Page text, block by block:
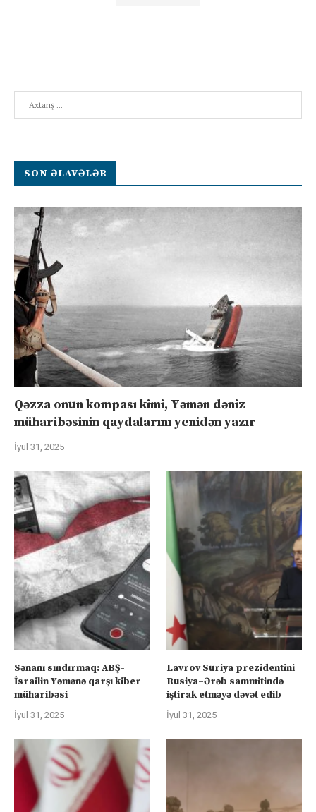
SON ƏLAVƏLƏR
Qəzza onun kompası kimi, Yəmən dəniz
müharibəsinin qaydalarını yenidən yazır
İyul 31, 2025
Sənanı sındırmaq: ABŞ-
İsrailin Yəmənə qarşı kiber
müharibəsi
İyul 31, 2025
Lavrov Suriya prezidentini
Rusiya–Ərəb sammitində
iştirak etməyə dəvət edib
İyul 31, 2025